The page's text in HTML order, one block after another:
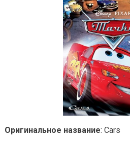
Оригинальное название: Cars